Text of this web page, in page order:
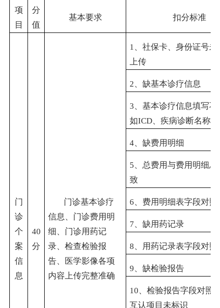
项
目
分
值
基本要求 扣分标准
门
诊
个
案
信
息
40
分
门诊基本诊疗
信息、门诊费用明
细、门诊用药记
录、检查检验报
告、医学影像各项
内容上传完整准确
1、社保卡、身份证号未
上传
2、缺基本诊疗信息
3、基本诊疗信息填写不
如ICD、疾病诊断名称
4、缺费用明细
5、总费用与费用明细总
致
6、费用明细表字段对照
7、缺用药记录
8、用药记录表字段对照
9、缺检验报告
10、检验报告字段对照
互认项目未标识